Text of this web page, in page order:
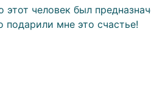
человек был
мне это счастье!